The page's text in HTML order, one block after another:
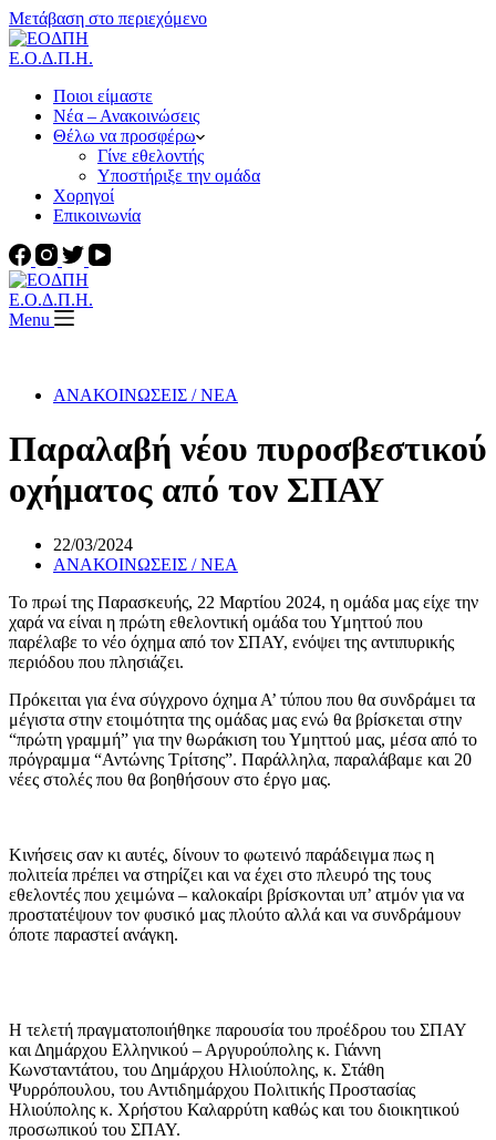
Μετάβαση στο περιεχόμενο
Ε.Ο.Δ.Π.Η.
Ποιοι είμαστε
Νέα – Ανακοινώσεις
Θέλω να προσφέρω
Γίνε εθελοντής
Υποστήριξε την ομάδα
Χορηγοί
Επικοινωνία
Ε.Ο.Δ.Π.Η.
Menu
ΑΝΑΚΟΙΝΩΣΕΙΣ / ΝΕΑ
Παραλαβή νέου πυροσβεστικού
οχήματος από τον ΣΠΑΥ
22/03/2024
ΑΝΑΚΟΙΝΩΣΕΙΣ / ΝΕΑ
Το πρωί της Παρασκευής, 22 Μαρτίου 2024, η ομάδα μας είχε την
χαρά να είναι η πρώτη εθελοντική ομάδα του Υμηττού που
παρέλαβε το νέο όχημα από τον ΣΠΑΥ, ενόψει της αντιπυρικής
περιόδου που πλησιάζει.
Πρόκειται για ένα σύγχρονο όχημα Α’ τύπου που θα συνδράμει τα
μέγιστα στην ετοιμότητα της ομάδας μας ενώ θα βρίσκεται στην
“πρώτη γραμμή” για την θωράκιση του Υμηττού μας, μέσα από το
πρόγραμμα “Αντώνης Τρίτσης”. Παράλληλα, παραλάβαμε και 20
νέες στολές που θα βοηθήσουν στο έργο μας.
Κινήσεις σαν κι αυτές, δίνουν το φωτεινό παράδειγμα πως η
πολιτεία πρέπει να στηρίζει και να έχει στο πλευρό της τους
εθελοντές που χειμώνα – καλοκαίρι βρίσκονται υπ’ ατμόν για να
προστατέψουν τον φυσικό μας πλούτο αλλά και να συνδράμουν
όποτε παραστεί ανάγκη.
Η τελετή πραγματοποιήθηκε παρουσία του προέδρου του ΣΠΑΥ
και Δημάρχου Ελληνικού – Αργυρούπολης κ. Γιάννη
Κωνσταντάτου, του Δημάρχου Ηλιούπολης, κ. Στάθη
Ψυρρόπουλου, του Αντιδημάρχου Πολιτικής Προστασίας
Ηλιούπολης κ. Χρήστου Καλαρρύτη καθώς και του διοικητικού
προσωπικού του ΣΠΑΥ.